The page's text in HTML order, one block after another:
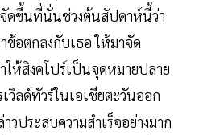
ดขึ้นที่นั่นช่วงต้นสัปดาห์นี้ว่า
ข้อตกลงกับเธอ ให้มาจัด
ห้สิงคโปร์เป็นจุดหมายปลาย
วิลด์ทัวร์ในเอเชียตะวันออก
วประสบความสำเร็จอย่างมาก